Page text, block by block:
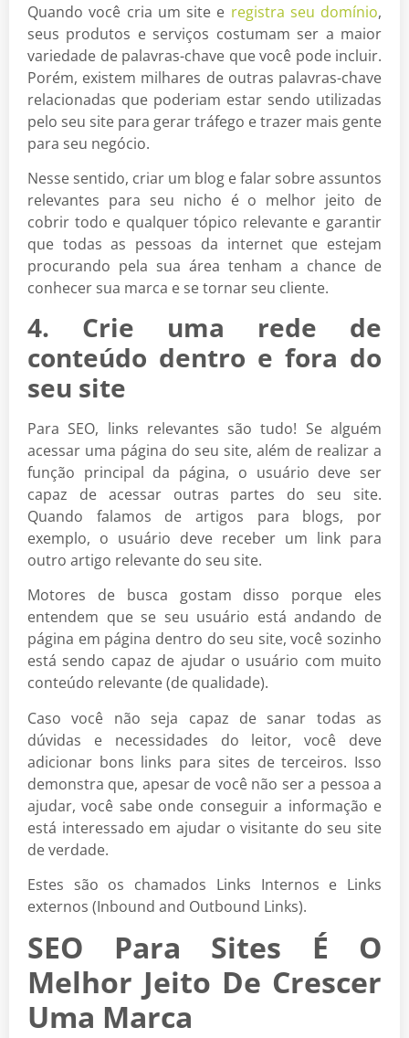
Quando você cria um site e registra seu domínio,
seus produtos e serviços costumam ser a maior
variedade de palavras-chave que você pode incluir.
Porém, existem milhares de outras palavras-chave
relacionadas que poderiam estar sendo utilizadas
pelo seu site para gerar tráfego e trazer mais gente
para seu negócio.
Nesse sentido, criar um blog e falar sobre assuntos
relevantes para seu nicho é o melhor jeito de
cobrir todo e qualquer tópico relevante e garantir
que todas as pessoas da internet que estejam
procurando pela sua área tenham a chance de
conhecer sua marca e se tornar seu cliente.
4. Crie uma rede de
conteúdo dentro e fora do
seu site
Para SEO, links relevantes são tudo! Se alguém
acessar uma página do seu site, além de realizar a
função principal da página, o usuário deve ser
capaz de acessar outras partes do seu site.
Quando falamos de artigos para blogs, por
exemplo, o usuário deve receber um link para
outro artigo relevante do seu site.
Motores de busca gostam disso porque eles
entendem que se seu usuário está andando de
página em página dentro do seu site, você sozinho
está sendo capaz de ajudar o usuário com muito
conteúdo relevante (de qualidade).
Caso você não seja capaz de sanar todas as
dúvidas e necessidades do leitor, você deve
adicionar bons links para sites de terceiros. Isso
demonstra que, apesar de você não ser a pessoa a
ajudar, você sabe onde conseguir a informação e
está interessado em ajudar o visitante do seu site
de verdade.
Estes são os chamados Links Internos e Links
externos (Inbound and Outbound Links).
SEO Para Sites É O
Melhor Jeito De Crescer
Uma Marca